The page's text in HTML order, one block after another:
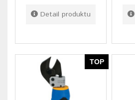
Detail produktu
TOP